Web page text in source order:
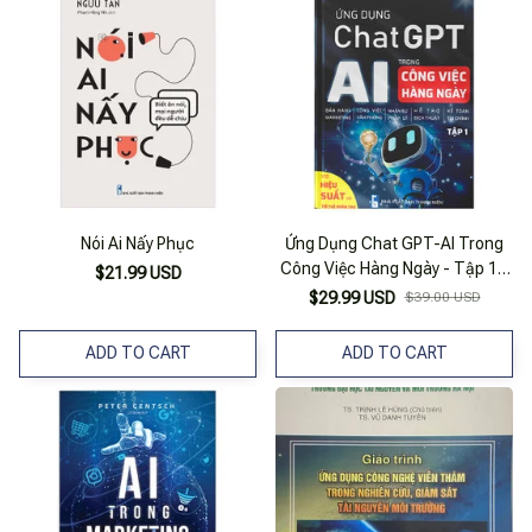
Nói Ai Nấy Phục
$21.99 USD
ADD TO CART
Ứng Dụng Chat GPT-AI Trong
Công Việc Hàng Ngày - Tập 1 -
X10 Hiệu Suất Với Trí Tuệ Nhân
$29.99 USD $39.00 USD
ADD TO CART